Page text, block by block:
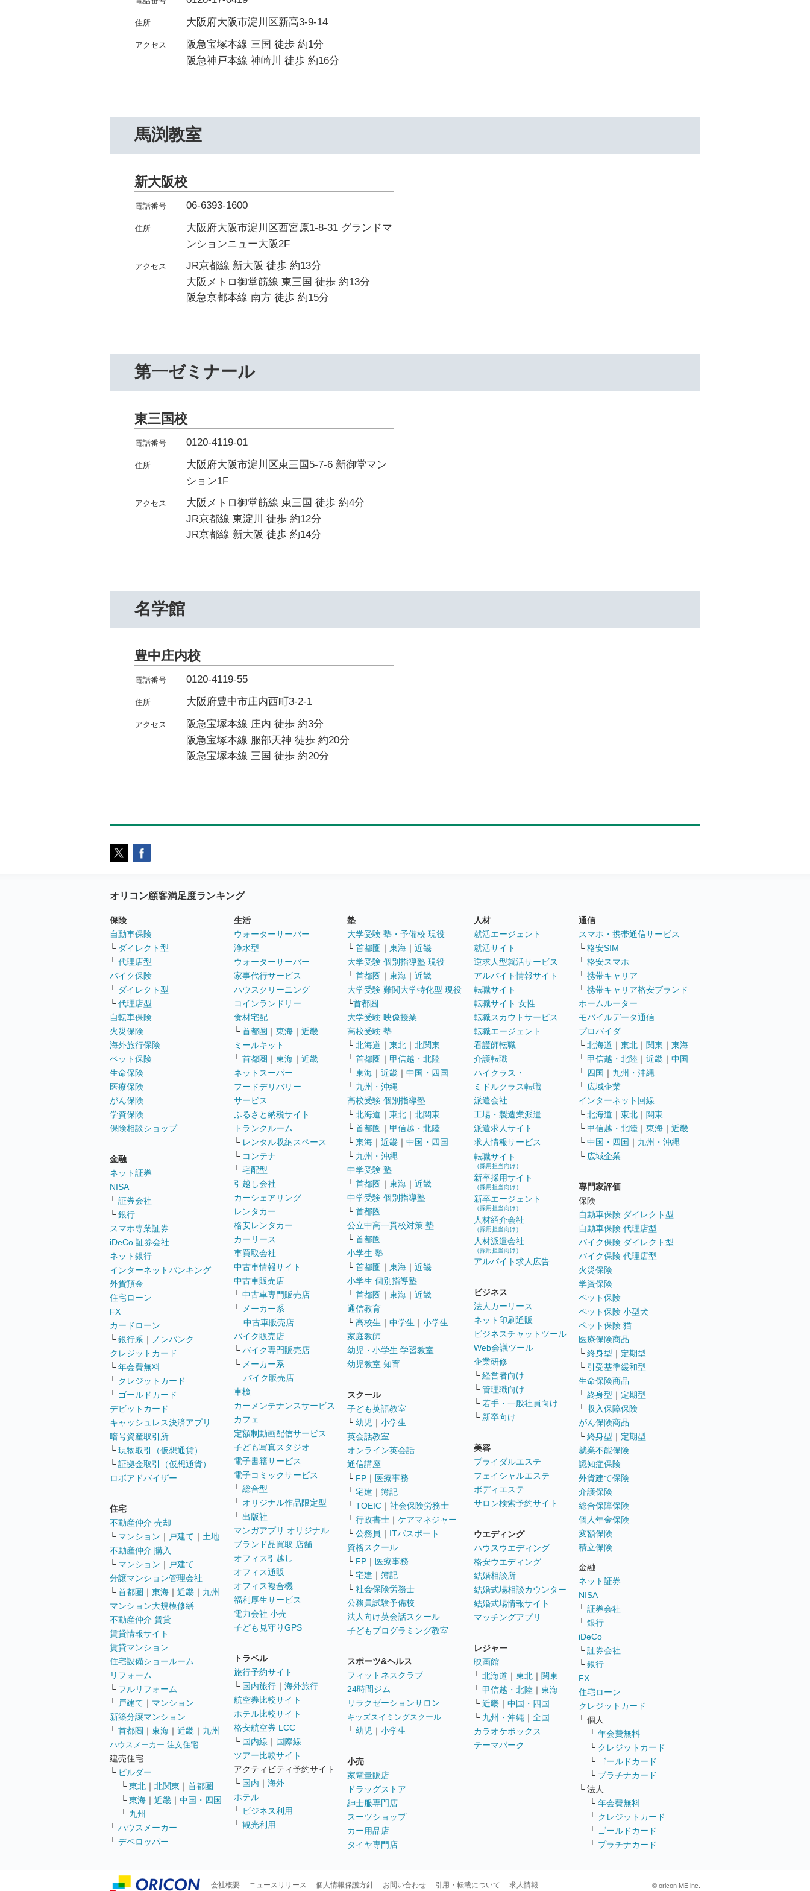
大阪府大阪市淀川区新高3-9-14
阪急宝塚本線 三国 徒歩 約1分
阪急神戸本線 神崎川 徒歩 約16分
馬渕教室
新大阪校
06-6393-1600
大阪府大阪市淀川区西宮原1-8-31 グランドマ
ンションニュー大阪2F
JR京都線 新大阪 徒歩 約13分
大阪メトロ御堂筋線 東三国 徒歩 約13分
阪急京都本線 南方 徒歩 約15分
第一ゼミナール
東三国校
0120-4119-01
大阪府大阪市淀川区東三国5-7-6 新御堂マン
ション1F
大阪メトロ御堂筋線 東三国 徒歩 約4分
JR京都線 東淀川 徒歩 約12分
JR京都線 新大阪 徒歩 約14分
名学館
豊中庄内校
0120-4119-55
大阪府豊中市庄内西町3-2-1
阪急宝塚本線 庄内 徒歩 約3分
阪急宝塚本線 服部天神 徒歩 約20分
阪急宝塚本線 三国 徒歩 約20分
オリコン顧客満足度ランキング
保険
自動車保険
└ ダイレクト型
└ 代理店型
バイク保険
└ ダイレクト型
└ 代理店型
自転車保険
火災保険
海外旅行保険
ペット保険
生命保険
医療保険
がん保険
学資保険
保険相談ショップ
金融
ネット証券
NISA
└ 証券会社
└ 銀行
スマホ専業証券
iDeCo 証券会社
ネット銀行
インターネットバンキング
外貨預金
住宅ローン
FX
カードローン
└ 銀行系 ｜
ノンバンク
クレジットカード
└ 年会費無料
└ クレジットカード
└ ゴールドカード
デビットカード
キャッシュレス決済アプリ
暗号資産取引所
└ 現物取引（仮想通貨）
└ 証拠金取引（仮想通貨）
ロボアドバイザー
住宅
不動産仲介 売却
└ マンション ｜ 戸建て ｜ 土地
不動産仲介 購入
└ マンション ｜ 戸建て
分譲マンション管理会社
└ 首都圏 ｜ 東海 ｜ 近畿 ｜ 九州
マンション大規模修繕
不動産仲介 賃貸
賃貸情報サイト
賃貸マンション
住宅設備ショールーム
リフォーム
└ フルリフォーム
└ 戸建て ｜ マンション
新築分譲マンション
└ 首都圏 ｜ 東海 ｜ 近畿 ｜ 九州
ハウスメーカー 注文住宅
建売住宅
└ ビルダー
└ 東北 ｜ 北関東 ｜ 首都圏
└ 東海 ｜ 近畿 ｜ 中国・四国
└ 九州
└ ハウスメーカー
└ デベロッパー
生活
ウォーターサーバー
浄水型
ウォーターサーバー
家事代行サービス
ハウスクリーニング
コインランドリー
食材宅配
└ 首都圏 ｜ 東海 ｜ 近畿
ミールキット
└ 首都圏 ｜ 東海 ｜ 近畿
ネットスーパー
フードデリバリー
サービス
ふるさと納税サイト
トランクルーム
└ レンタル収納スペース
└ コンテナ
└ 宅配型
引越し会社
カーシェアリング
レンタカー
格安レンタカー
カーリース
車買取会社
中古車情報サイト
中古車販売店
└ 中古車専門販売店
└ メーカー系
中古車販売店
バイク販売店
└ バイク専門販売店
└ メーカー系
バイク販売店
車検
カーメンテナンスサービス
カフェ
定額制動画配信サービス
子ども写真スタジオ
電子書籍サービス
電子コミックサービス
└ 総合型
└ オリジナル作品限定型
└ 出版社
マンガアプリ オリジナル
ブランド品買取 店舗
オフィス引越し
オフィス通販
オフィス複合機
福利厚生サービス
電力会社 小売
子ども見守りGPS
トラベル
旅行予約サイト
└ 国内旅行 ｜ 海外旅行
航空券比較サイト
ホテル比較サイト
格安航空券 LCC
└ 国内線 ｜ 国際線
ツアー比較サイト
アクティビティ予約サイト
└ 国内 ｜ 海外
ホテル
└ ビジネス利用
└ 観光利用
塾
大学受験 塾・予備校 現役
└ 首都圏 ｜ 東海 ｜ 近畿
大学受験 個別指導塾 現役
└ 首都圏 ｜ 東海 ｜ 近畿
大学受験 難関大学特化型 現役
└首都圏
大学受験 映像授業
高校受験 塾
└ 北海道 ｜ 東北 ｜ 北関東
└ 首都圏 ｜ 甲信越・北陸
└ 東海 ｜ 近畿 ｜ 中国・四国
└ 九州・沖縄
高校受験 個別指導塾
└ 北海道 ｜ 東北 ｜ 北関東
└ 首都圏 ｜ 甲信越・北陸
└ 東海 ｜ 近畿 ｜ 中国・四国
└ 九州・沖縄
中学受験 塾
└ 首都圏 ｜ 東海 ｜ 近畿
中学受験 個別指導塾
└ 首都圏
公立中高一貫校対策 塾
└ 首都圏
小学生 塾
└ 首都圏 ｜ 東海 ｜ 近畿
小学生 個別指導塾
└ 首都圏 ｜ 東海 ｜ 近畿
通信教育
└ 高校生 ｜ 中学生 ｜ 小学生
家庭教師
幼児・小学生 学習教室
幼児教室 知育
スクール
子ども英語教室
└ 幼児 ｜ 小学生
英会話教室
オンライン英会話
通信講座
└ FP ｜ 医療事務
└ 宅建 ｜ 簿記
└ TOEIC ｜ 社会保険労務士
└ 行政書士 ｜ ケアマネジャー
└ 公務員 ｜ ITパスポート
資格スクール
└ FP ｜ 医療事務
└ 宅建 ｜ 簿記
└ 社会保険労務士
公務員試験予備校
法人向け英会話スクール
子どもプログラミング教室
スポーツ&ヘルス
フィットネスクラブ
24時間ジム
リラクゼーションサロン
キッズスイミングスクール
└ 幼児 ｜ 小学生
小売
家電量販店
ドラッグストア
紳士服専門店
スーツショップ
カー用品店
タイヤ専門店
人材
就活エージェント
就活サイト
逆求人型就活サービス
アルバイト情報サイト
転職サイト
転職サイト 女性
転職スカウトサービス
転職エージェント
看護師転職
介護転職
ハイクラス・
ミドルクラス転職
派遣会社
工場・製造業派遣
派遣求人サイト
求人情報サービス
転職サイト
（採用担当向け）
新卒採用サイト
（採用担当向け）
新卒エージェント
（採用担当向け）
人材紹介会社
（採用担当向け）
人材派遣会社
（採用担当向け）
アルバイト求人広告
ビジネス
法人カーリース
ネット印刷通販
ビジネスチャットツール
Web会議ツール
企業研修
└ 経営者向け
└ 管理職向け
└ 若手・一般社員向け
└ 新卒向け
美容
ブライダルエステ
フェイシャルエステ
ボディエステ
サロン検索予約サイト
ウエディング
ハウスウエディング
格安ウエディング
結婚相談所
結婚式場相談カウンター
結婚式場情報サイト
マッチングアプリ
レジャー
映画館
└ 北海道 ｜ 東北 ｜ 関東
└ 甲信越・北陸 ｜ 東海
└ 近畿 ｜ 中国・四国
└ 九州・沖縄 ｜ 全国
カラオケボックス
テーマパーク
通信
スマホ・携帯通信サービス
└ 格安SIM
└ 格安スマホ
└ 携帯キャリア
└ 携帯キャリア格安ブランド
ホームルーター
モバイルデータ通信
プロバイダ
└ 北海道 ｜ 東北 ｜ 関東 ｜ 東海
└ 甲信越・北陸 ｜ 近畿 ｜ 中国
└ 四国 ｜ 九州・沖縄
└ 広域企業
インターネット回線
└ 北海道 ｜ 東北 ｜ 関東
└ 甲信越・北陸 ｜ 東海 ｜ 近畿
└ 中国・四国 ｜ 九州・沖縄
└ 広域企業
専門家評価
保険
自動車保険 ダイレクト型
自動車保険 代理店型
バイク保険 ダイレクト型
バイク保険 代理店型
火災保険
学資保険
ペット保険
ペット保険 小型犬
ペット保険 猫
医療保険商品
└ 終身型 ｜ 定期型
└ 引受基準緩和型
生命保険商品
└ 終身型 ｜ 定期型
└ 収入保障保険
がん保険商品
└ 終身型 ｜ 定期型
就業不能保険
認知症保険
外貨建て保険
介護保険
総合保障保険
個人年金保険
変額保険
積立保険
金融
ネット証券
NISA
└ 証券会社
└ 銀行
iDeCo
└ 証券会社
└ 銀行
FX
住宅ローン
クレジットカード
└ 個人
└ 年会費無料
└ クレジットカード
└ ゴールドカード
└ プラチナカード
└ 法人
└ 年会費無料
└ クレジットカード
└ ゴールドカード
└ プラチナカード
会社概要 ニュースリリース 個人情報保護方針 お問い合わせ 引用・転載について 求人情報 © oricon ME inc.